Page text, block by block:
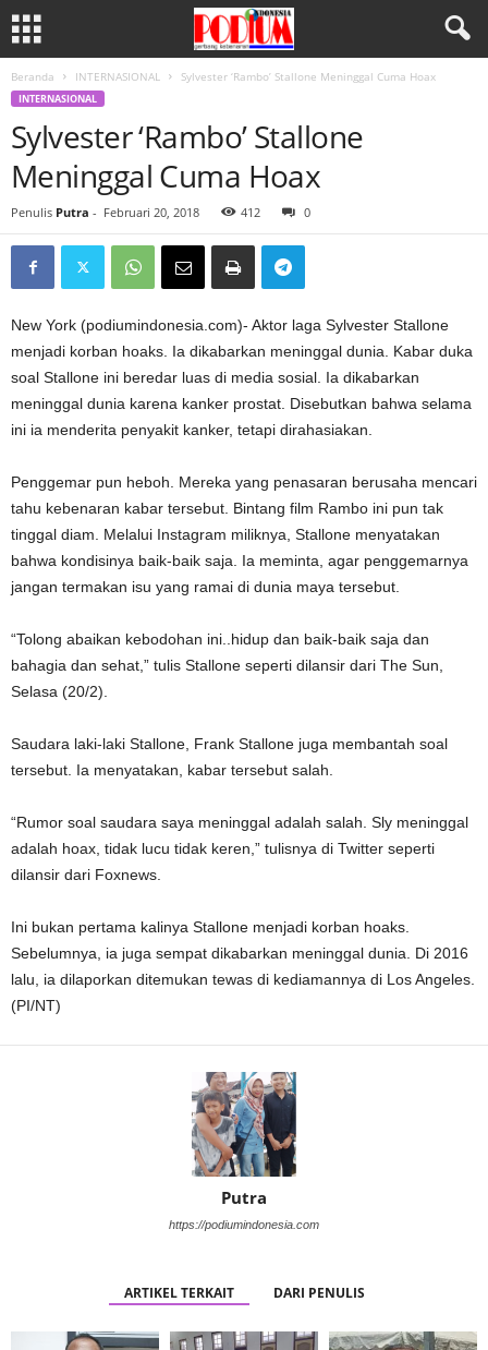
Beranda INTERNASIONAL Sylvester ‘Rambo’ Stallone Meninggal Cuma Hoax
INTERNASIONAL
Sylvester ‘Rambo’ Stallone
Meninggal Cuma Hoax
Penulis Putra - Februari 20, 2018 412 0
New York (podiumindonesia.com)- Aktor laga Sylvester Stallone
menjadi korban hoaks. Ia dikabarkan meninggal dunia. Kabar duka
soal Stallone ini beredar luas di media sosial. Ia dikabarkan
meninggal dunia karena kanker prostat. Disebutkan bahwa selama
ini ia menderita penyakit kanker, tetapi dirahasiakan.
Penggemar pun heboh. Mereka yang penasaran berusaha mencari
tahu kebenaran kabar tersebut. Bintang film Rambo ini pun tak
tinggal diam. Melalui Instagram miliknya, Stallone menyatakan
bahwa kondisinya baik-baik saja. Ia meminta, agar penggemarnya
jangan termakan isu yang ramai di dunia maya tersebut.
“Tolong abaikan kebodohan ini..hidup dan baik-baik saja dan
bahagia dan sehat,” tulis Stallone seperti dilansir dari The Sun,
Selasa (20/2).
Saudara laki-laki Stallone, Frank Stallone juga membantah soal
tersebut. Ia menyatakan, kabar tersebut salah.
“Rumor soal saudara saya meninggal adalah salah. Sly meninggal
adalah hoax, tidak lucu tidak keren,” tulisnya di Twitter seperti
dilansir dari Foxnews.
Ini bukan pertama kalinya Stallone menjadi korban hoaks.
Sebelumnya, ia juga sempat dikabarkan meninggal dunia. Di 2016
lalu, ia dilaporkan ditemukan tewas di kediamannya di Los Angeles.
(PI/NT)
Putra
https://podiumindonesia.com
ARTIKEL TERKAIT DARI PENULIS